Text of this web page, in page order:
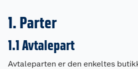
1. Parter
1.1 Avtalepart
Avtaleparten er den enkeltes